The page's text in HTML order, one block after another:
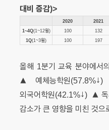
대비 증감)>
2020 2021
1~4Q(1~12월) 100 132
1Q(1~3월) 100 197
올해 1분기 교육 분야에서
▲예체능학원
외국어학원(42.1%↓) ▲
감소가 큰 영향을 미친 것으